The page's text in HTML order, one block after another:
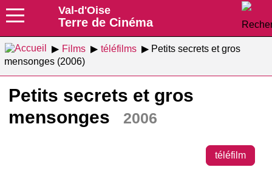
Val-d'Oise
Terre de Cinéma
Films téléfilms
Petits secrets et gros
mensonges (2006)
Petits secrets et gros
mensonges
2006
téléfilm